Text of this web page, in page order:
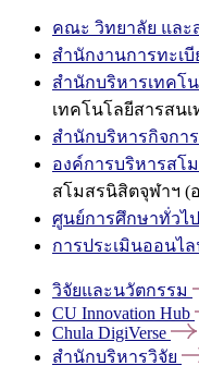
คณะ วิทยาลัย และ
สำนักงานการทะเ
สำนักบริหารเทคโ
เทคโนโลยีสารสนเ
สำนักบริหารกิจกา
องค์การบริหารสโ
สโมสรนิสิตจุฬาฯ (
ศูนย์การศึกษาทั่วไป
การประเมินออนไ
วิจัยและนวัตกรรม
CU Innovation Hub
Chula DigiVerse
สำนักบริหารวิจัย